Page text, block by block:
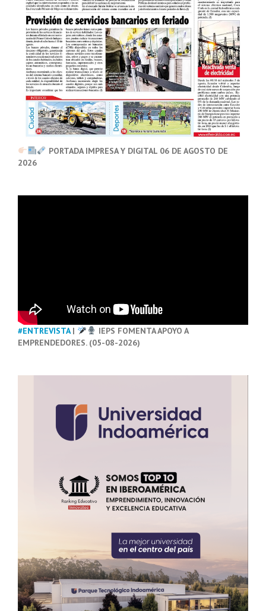
PORTADA IMPRESA Y DIGITAL 06 DE AGOSTO DE
2026
#ENTREVISTA|
IEPS FOMENTA APOYO A
EMPRENDEDORES. (05-08-2026)